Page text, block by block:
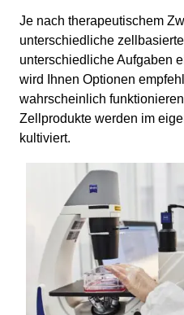
Je nach therapeutischem
unterschiedliche
unterschiedliche Aufgaben
wird Ihnen Optionen
wahrscheinlich
Zellprodukte werden im
kultiviert.